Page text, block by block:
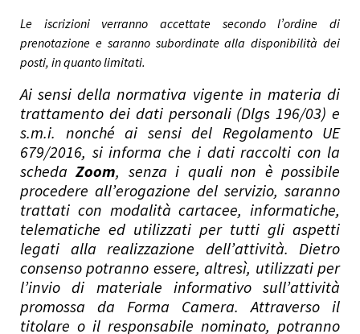
Le iscrizioni verranno accettate secondo l’ordine di
prenotazione e saranno subordinate alla disponibilità dei
posti, in quanto limitati.
Ai sensi della normativa vigente in materia di
trattamento dei dati personali (Dlgs 196/03) e
s.m.i. nonché ai sensi del Regolamento UE
679/2016, si informa che i dati raccolti con la
schedaZoom, senza i quali non è possibile
procedere all’erogazione del servizio, saranno
trattati con modalità cartacee, informatiche,
telematiche ed utilizzati per tutti gli aspetti
legati alla realizzazione dell’attività. Dietro
consenso potranno essere, altresì, utilizzati per
l’invio di materiale informativo sull’attività
promossa da Forma Camera. Attraverso il
titolare o il responsabile nominato, potranno